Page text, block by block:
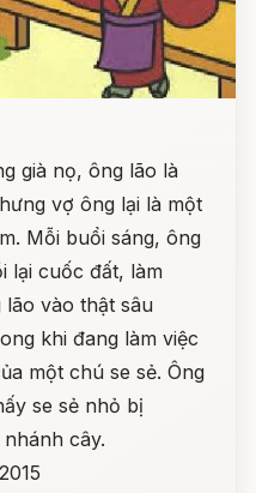
già nọ, ông lão là
vợ ông lại là một
Mỗi buổi sáng, ông
lại cuốc đất, làm
lão vào thật sâu
khi đang làm việc
một chú se sẻ. Ông
se sẻ nhỏ bị
cây.